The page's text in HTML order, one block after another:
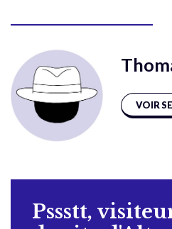
VOIR
Pssstt,